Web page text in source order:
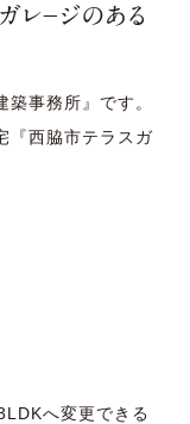
レ－ジのある
事務所』です。
『西脇市テラスガ
へ変更できる